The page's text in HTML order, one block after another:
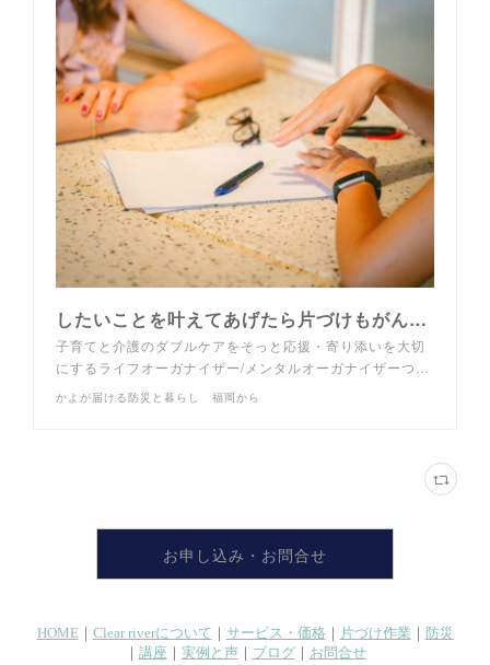
したいことを叶えてあげたら片づけもがんばれる - かよが届ける防災と暮らし 福岡から
子育てと介護のダブルケアをそっと応援・寄り添いを大切
にするライフオーガナイザー/メンタルオーガナイザーつ…
かよが届ける防災と暮らし 福岡から
お申し込み・お問合せ